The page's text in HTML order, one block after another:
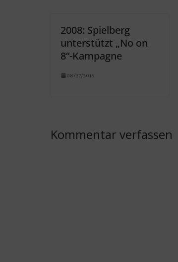
2008: Spielberg
unterstützt „No on
8“-Kampagne
08/27/2015
Kommentar verfassen